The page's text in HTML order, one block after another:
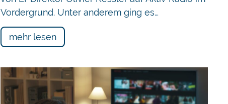
Vordergrund. Unter anderem ging es…
mehr lesen